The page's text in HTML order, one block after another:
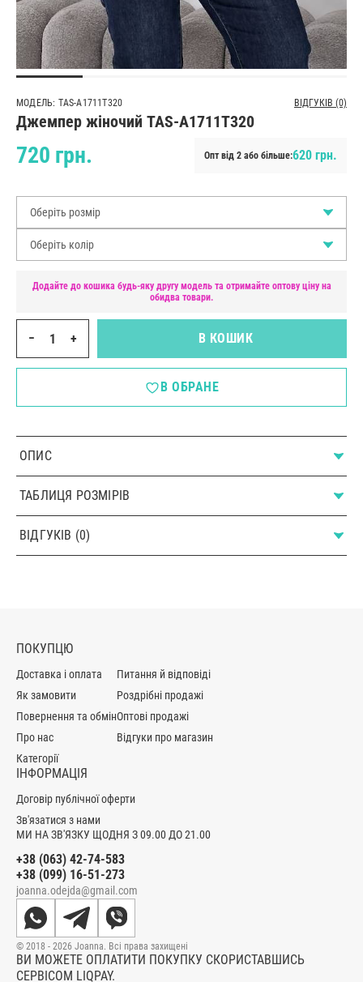
МОДЕЛЬ: TAS-A1711T320 ВІДГУКІВ (0)
Джемпер жіночий TAS-A1711T320
720 грн. Опт від 2 або більше:620 грн.
Оберіть розмір
Оберіть колір
Додайте до кошика будь-яку другу модель та отримайте оптову ціну на
обидва товари.
− + В КОШИК
В ОБРАНЕ
ОПИС
ТАБЛИЦЯ РОЗМІРІВ
ВІДГУКІВ (0)
МИ НА ЗВ'ЯЗКУ ЩОДНЯ З 09.00 ДО 21.00
+38 (063) 42-74-583
+38 (099) 16-51-273
joanna.odejda@gmail.com
ПОКУПЦЮ
Доставка і оплата
Як замовити
Повернення та обмін
Про нас
Категорії
Питання й відповіді
Роздрібні продажі
Оптові продажі
Відгуки про магазин
ІНФОРМАЦІЯ
Договір публічної оферти
Зв'язатися з нами
ВИ МОЖЕТЕ ОПЛАТИТИ ПОКУПКУ СКОРИСТАВШИСЬ
СЕРВІСОМ LIQPAY.
© 2018 - 2026 Joanna. Всі права захищені